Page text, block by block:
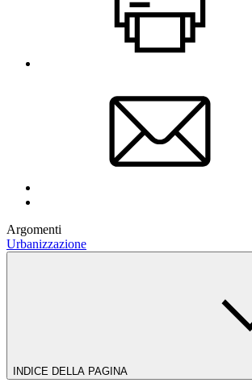
Argomenti
Urbanizzazione
INDICE DELLA PAGINA